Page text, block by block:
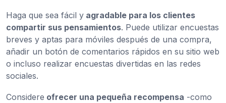
Haga que sea fácil y agradable para los clientes
compartir sus pensamientos. Puede utilizar encuestas
breves y aptas para móviles después de una compra,
añadir un botón de comentarios rápidos en su sitio web
o incluso realizar encuestas divertidas en las redes
sociales.
Considere ofrecer una pequeña recompensa -como